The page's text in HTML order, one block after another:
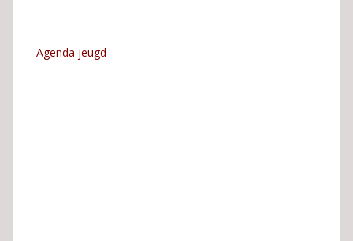
Agenda jeugd